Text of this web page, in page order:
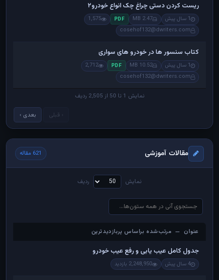
ریست کردن دستی چراغ چک انواع خودرو۲
1 سال پیش 2.47 MB
PDF
1,575
cosehof132@dwriters.com
کتاب سنسور ها در خودرو های سواری
1 سال پیش 10.52 MB
PDF
2,712
cosehof132@dwriters.com
نمایش 1 تا 50 از 2,505 ردیف
‹ قبلی بعدی ›
مقالات آموزشی 621 مقاله
نمایش ردیف
عنوان — مرتب‌شده براساس پربازدیدترین
عنوان — مرتب‌شده براساس پربازدیدترین
جدول کامل عیب یابی و رفع عیب خودرو
4 سال پیش 2,248,950 بازدید